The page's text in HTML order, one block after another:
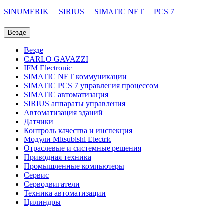
SINUMERIK
SIRIUS SIMATIC NET PCS 7
Везде
Везде
CARLO GAVAZZI
IFM Electronic
SIMATIC NET коммуникации
SIMATIC PCS 7 управления процессом
SIMATIC автоматизация
SIRIUS аппараты управления
Автоматизация зданий
Датчики
Контроль качества и инспекция
Модули Mitsubishi Electric
Отраслевые и системные решения
Приводная техника
Промышленные компьютеры
Сервис
Серводвигатели
Техника автоматизации
Цилиндры